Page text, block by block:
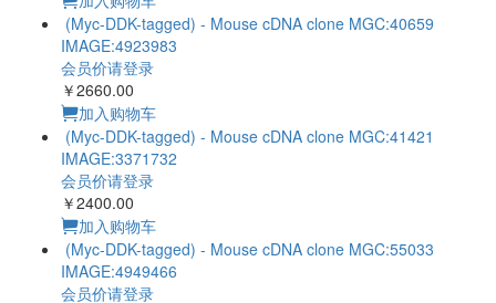
(Myc-DDK-tagged) - Mouse cDNA clone MGC:36290
IMAGE:4224032
会员价请登录
￥2400.00
加入购物车
(Myc-DDK-tagged) - Mouse cDNA clone MGC:38152
IMAGE:5321417
会员价请登录
￥3040.00
加入购物车